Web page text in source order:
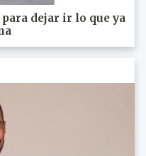
dejar ir lo que ya